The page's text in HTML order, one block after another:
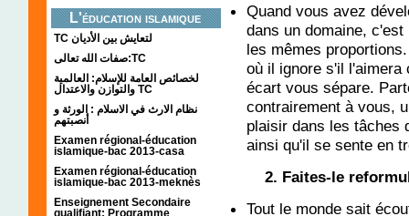
L'éducation islamique
TC لتعايش بين الأديان
صفات الله تعالى:TC
لخصائص العامة للإسلام: العالمية
والتوازن والاعتدال TC
نظام الارث في الاسلام : الورثة و
أنصبتهم
Examen régional-éducation
islamique-bac 2013-casa
Examen régional-éducation
islamique-bac 2013-meknès
Enseignement Secondaire
qualifiant: Programme
Quand vous avez
dans un domaine,
les mêmes
où il ignore s'il l'aimera
écart vous sépare.
contrairement à vous,
plaisir dans les tâches
ainsi qu'il se sente en
2. Faites-le
Tout le monde sait